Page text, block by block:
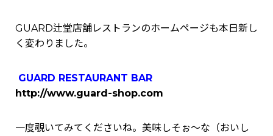
GUARD辻堂店舗レストランのホームページも本日新し
く変わりました。
GUARD RESTAURANT BAR
http://www.guard-shop.com
一度覗いてみてくださいね。美味しそぉ～な（おいし